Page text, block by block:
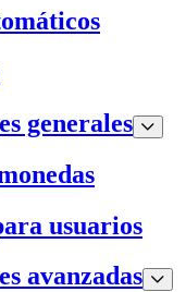
generales
usuarios
avanzadas